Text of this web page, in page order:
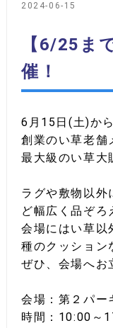
2024-06-15
【6/25ま
催！
6月15日(土)か
創業のい草老舗
最大級のい草大
ラグや敷物以外
ど幅広く品ぞろ
会場にはい草以
種のクッション
ぜひ、会場へお
会場：第２パー
時間：10:00～